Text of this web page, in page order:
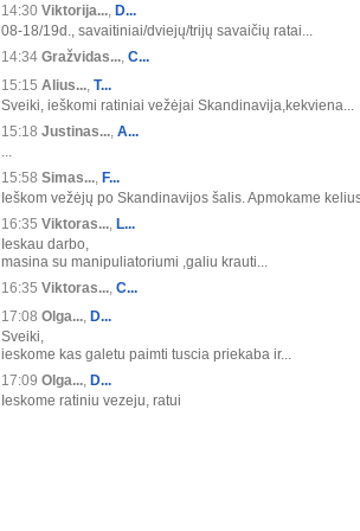
14:30 Viktorija..., D...
08-18/19d., savaitiniai/dviejų/trijų savaičių ratai...
14:34 Gražvidas..., C...
15:15 Alius..., T...
Sveiki, ieškomi ratiniai vežėjai Skandinavija,kekviena...
15:18 Justinas..., A...
...
15:58 Simas..., F...
Ieškom vežėjų po Skandinavijos šalis. Apmokame
16:35 Viktoras..., L...
Ieskau darbo,
masina su manipuliatoriumi ,galiu krauti...
16:35 Viktoras..., C...
17:08 Olga..., D...
Sveiki,
ieskome kas galetu paimti tuscia priekaba ir...
17:09 Olga..., D...
Ieskome ratiniu vezeju, ratui